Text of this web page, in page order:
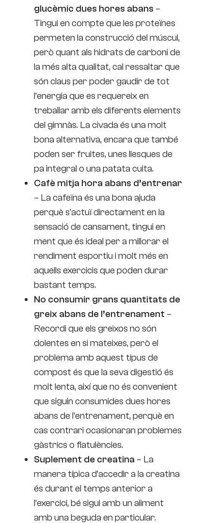
glucèmic dues hores abans –
Tingui en compte que les proteïnes
permeten la construcció del múscul,
però quant als hidrats de carboni de
la més alta qualitat, cal ressaltar que
són claus per poder gaudir de tot
l’energia que es requereix en
treballar amb els diferents elements
del gimnàs. La civada és una molt
bona alternativa, encara que també
poden ser fruites, unes llesques de
pa integral o una patata cuita.
Cafè mitja hora abans d’entrenar
– La cafeïna és una bona ajuda
perquè s’actuï directament en la
sensació de cansament, tingui en
ment que és ideal per a millorar el
rendiment esportiu i molt més en
aquells exercicis que poden durar
bastant temps.
No consumir grans quantitats de
greix abans de l’entrenament –
Recordi que els greixos no són
dolentes en si mateixes, però el
problema amb aquest tipus de
compost és que la seva digestió és
molt lenta, així que no és convenient
que siguin consumides dues hores
abans de l’entrenament, perquè en
cas contrari ocasionaran problemes
gàstrics o flatulències.
Suplement de creatina – La
manera típica d’accedir a la creatina
és durant el temps anterior a
l’exercici, bé sigui amb un aliment
amb una beguda en particular.